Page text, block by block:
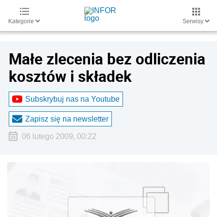
Kategorie Serwisy
Małe zlecenia bez odliczenia
kosztów i składek
Subskrybuj nas na Youtube
Zapisz się na newsletter
06 lutego 2009, 00:22